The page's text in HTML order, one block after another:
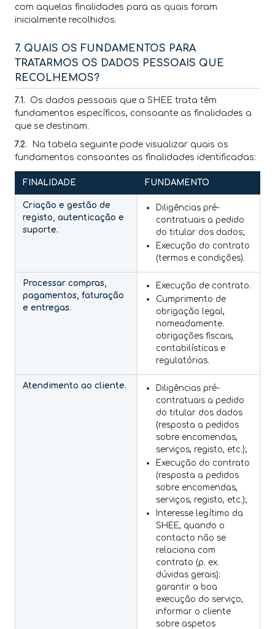
com aquelas finalidades para as quais foram
inicialmente recolhidos.
7. QUAIS OS FUNDAMENTOS PARA
TRATARMOS OS DADOS PESSOAIS QUE
RECOLHEMOS?
7.1.
Os dados pessoais que a SHEE trata têm
fundamentos específicos, consoante as finalidades a
que se destinam.
7.2.
Na tabela seguinte pode visualizar quais os
fundamentos consoantes as finalidades identificadas:
FINALIDADE FUNDAMENTO
Criação e gestão de
registo, autenticação e
suporte.
Diligências pré-
contratuais a pedido
do titular dos dados;
Execução do contrato
(termos e condições).
Processar compras,
pagamentos, faturação
e entregas.
Execução de contrato.
Cumprimento de
obrigação legal,
nomeadamente.
obrigações fiscais,
contabilísticas e
regulatórias.
Atendimento ao cliente.
Diligências pré-
contratuais a pedido
do titular dos dados
(resposta a pedidos
sobre encomendas,
serviços, registo, etc.);
Execução do contrato
(resposta a pedidos
sobre encomendas,
serviços, registo, etc.);
Interesse legítimo da
SHEE, quando o
contacto não se
relaciona com
contrato (p. ex.
dúvidas gerais):
garantir a boa
execução do serviço,
informar o cliente
sobre aspetos